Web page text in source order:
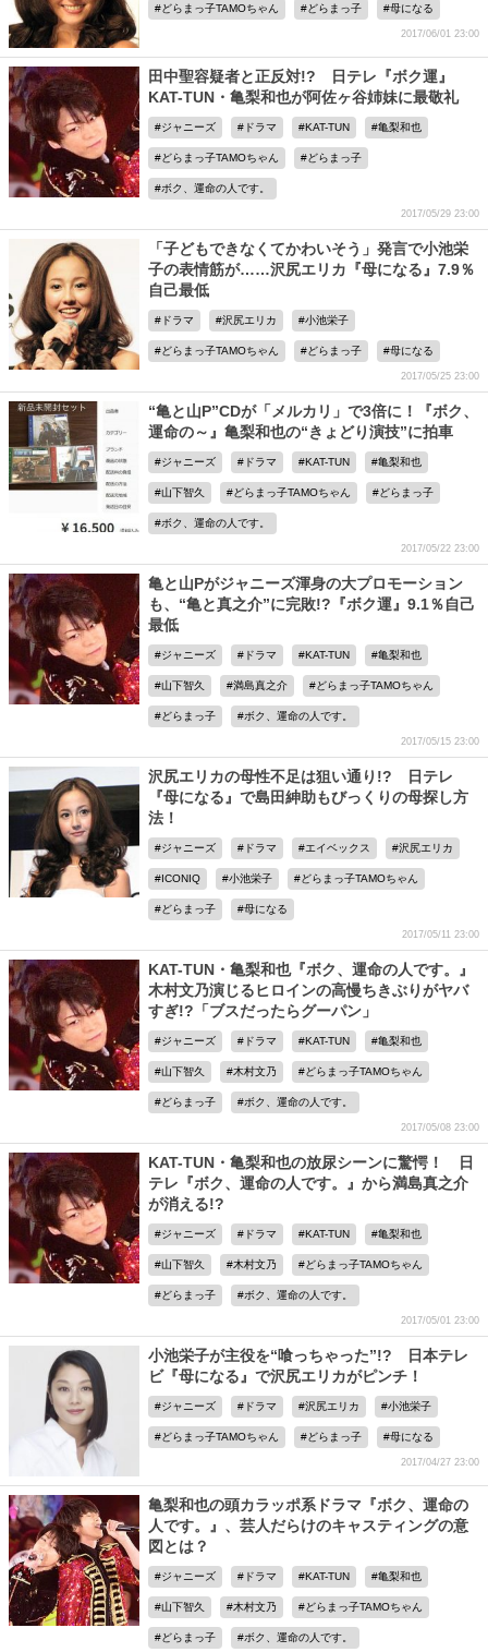
どらまっ子TAMOちゃん どらまっ子 母になる
2017/06/01 23:00
田中聖容疑者と正反対!? 日テレ『ボク運』
KAT-TUN・亀梨和也が阿佐ヶ谷姉妹に最敬礼
ジャニーズ ドラマ KAT-TUN 亀梨和也
どらまっ子TAMOちゃん どらまっ子
ボク、運命の人です。
2017/05/29 23:00
「子どもできなくてかわいそう」発言で小池栄
子の表情筋が……沢尻エリカ『母になる』7.9％
自己最低
ドラマ 沢尻エリカ 小池栄子
どらまっ子TAMOちゃん どらまっ子 母になる
2017/05/25 23:00
“亀と山P”CDが「メルカリ」で3倍に！『ボク、
運命の～』亀梨和也の“きょどり演技”に拍車
ジャニーズ ドラマ KAT-TUN 亀梨和也
山下智久 どらまっ子TAMOちゃん どらまっ子
ボク、運命の人です。
2017/05/22 23:00
亀と山Pがジャニーズ渾身の大プロモーション
も、“亀と真之介”に完敗!?『ボク運』9.1％自己
最低
ジャニーズ ドラマ KAT-TUN 亀梨和也
山下智久 満島真之介 どらまっ子TAMOちゃん
どらまっ子 ボク、運命の人です。
2017/05/15 23:00
沢尻エリカの母性不足は狙い通り!? 日テレ
『母になる』で島田紳助もびっくりの母探し方
法！
ジャニーズ ドラマ エイベックス 沢尻エリカ
ICONIQ 小池栄子 どらまっ子TAMOちゃん
どらまっ子 母になる
2017/05/11 23:00
KAT-TUN・亀梨和也『ボク、運命の人です。』
木村文乃演じるヒロインの高慢ちきぶりがヤバ
すぎ!?「ブスだったらグーパン」
ジャニーズ ドラマ KAT-TUN 亀梨和也
山下智久 木村文乃 どらまっ子TAMOちゃん
どらまっ子 ボク、運命の人です。
2017/05/08 23:00
KAT-TUN・亀梨和也の放尿シーンに驚愕！ 日
テレ『ボク、運命の人です。』から満島真之介
が消える!?
ジャニーズ ドラマ KAT-TUN 亀梨和也
山下智久 木村文乃 どらまっ子TAMOちゃん
どらまっ子 ボク、運命の人です。
2017/05/01 23:00
小池栄子が主役を“喰っちゃった”!? 日本テレ
ビ『母になる』で沢尻エリカがピンチ！
ジャニーズ ドラマ 沢尻エリカ 小池栄子
どらまっ子TAMOちゃん どらまっ子 母になる
2017/04/27 23:00
亀梨和也の頭カラッポ系ドラマ『ボク、運命の
人です。』、芸人だらけのキャスティングの意
図とは？
ジャニーズ ドラマ KAT-TUN 亀梨和也
山下智久 木村文乃 どらまっ子TAMOちゃん
どらまっ子 ボク、運命の人です。